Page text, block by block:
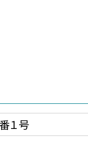
１号